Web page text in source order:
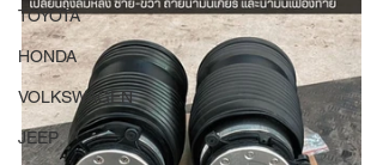
TOYOTA
HONDA
VOLKSWAGEN
JEEP